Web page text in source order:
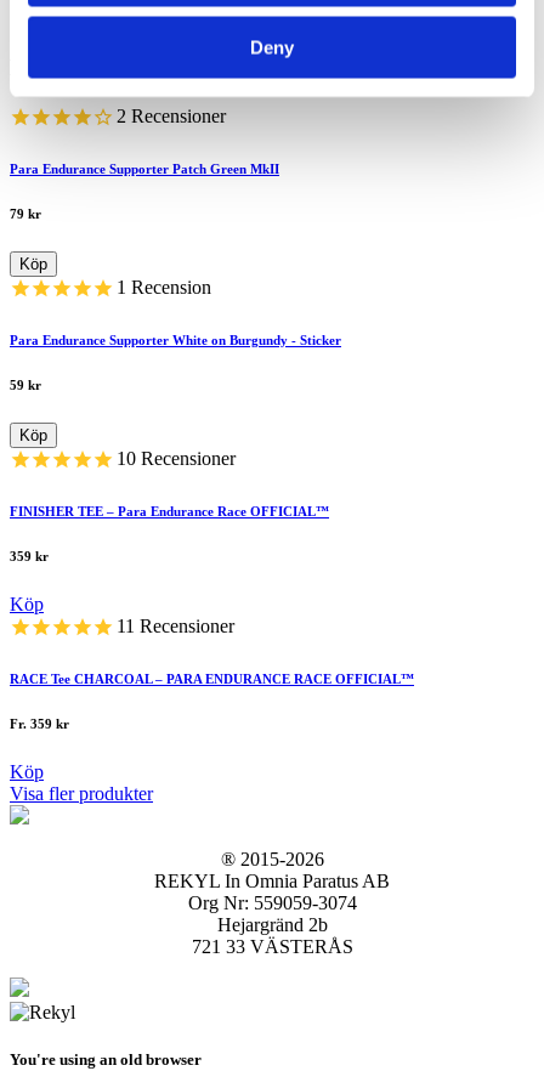
Deny
2 Recensioner
Para Endurance Supporter Patch Green MkII
79 kr
Köp
1 Recension
Para Endurance Supporter White on Burgundy - Sticker
59 kr
Köp
10 Recensioner
FINISHER TEE – Para Endurance Race OFFICIAL™
359 kr
Köp
11 Recensioner
RACE Tee CHARCOAL – PARA ENDURANCE RACE OFFICIAL™
Fr. 359 kr
Köp
Visa fler produkter
® 2015-2026
REKYL In Omnia Paratus AB
Org Nr: 559059-3074
Hejargränd 2b
721 33 VÄSTERÅS
You're using an old browser